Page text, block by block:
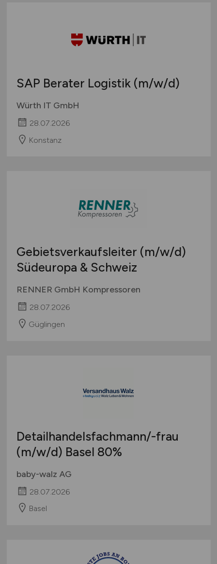
SAP Berater Logistik (m/w/d)
Würth IT GmbH
28.07.2026
Konstanz
Gebietsverkaufsleiter (m/w/d)
Südeuropa & Schweiz
RENNER GmbH Kompressoren
28.07.2026
Güglingen
Detailhandelsfachmann/-frau
(m/w/d) Basel 80%
baby-walz AG
28.07.2026
Basel